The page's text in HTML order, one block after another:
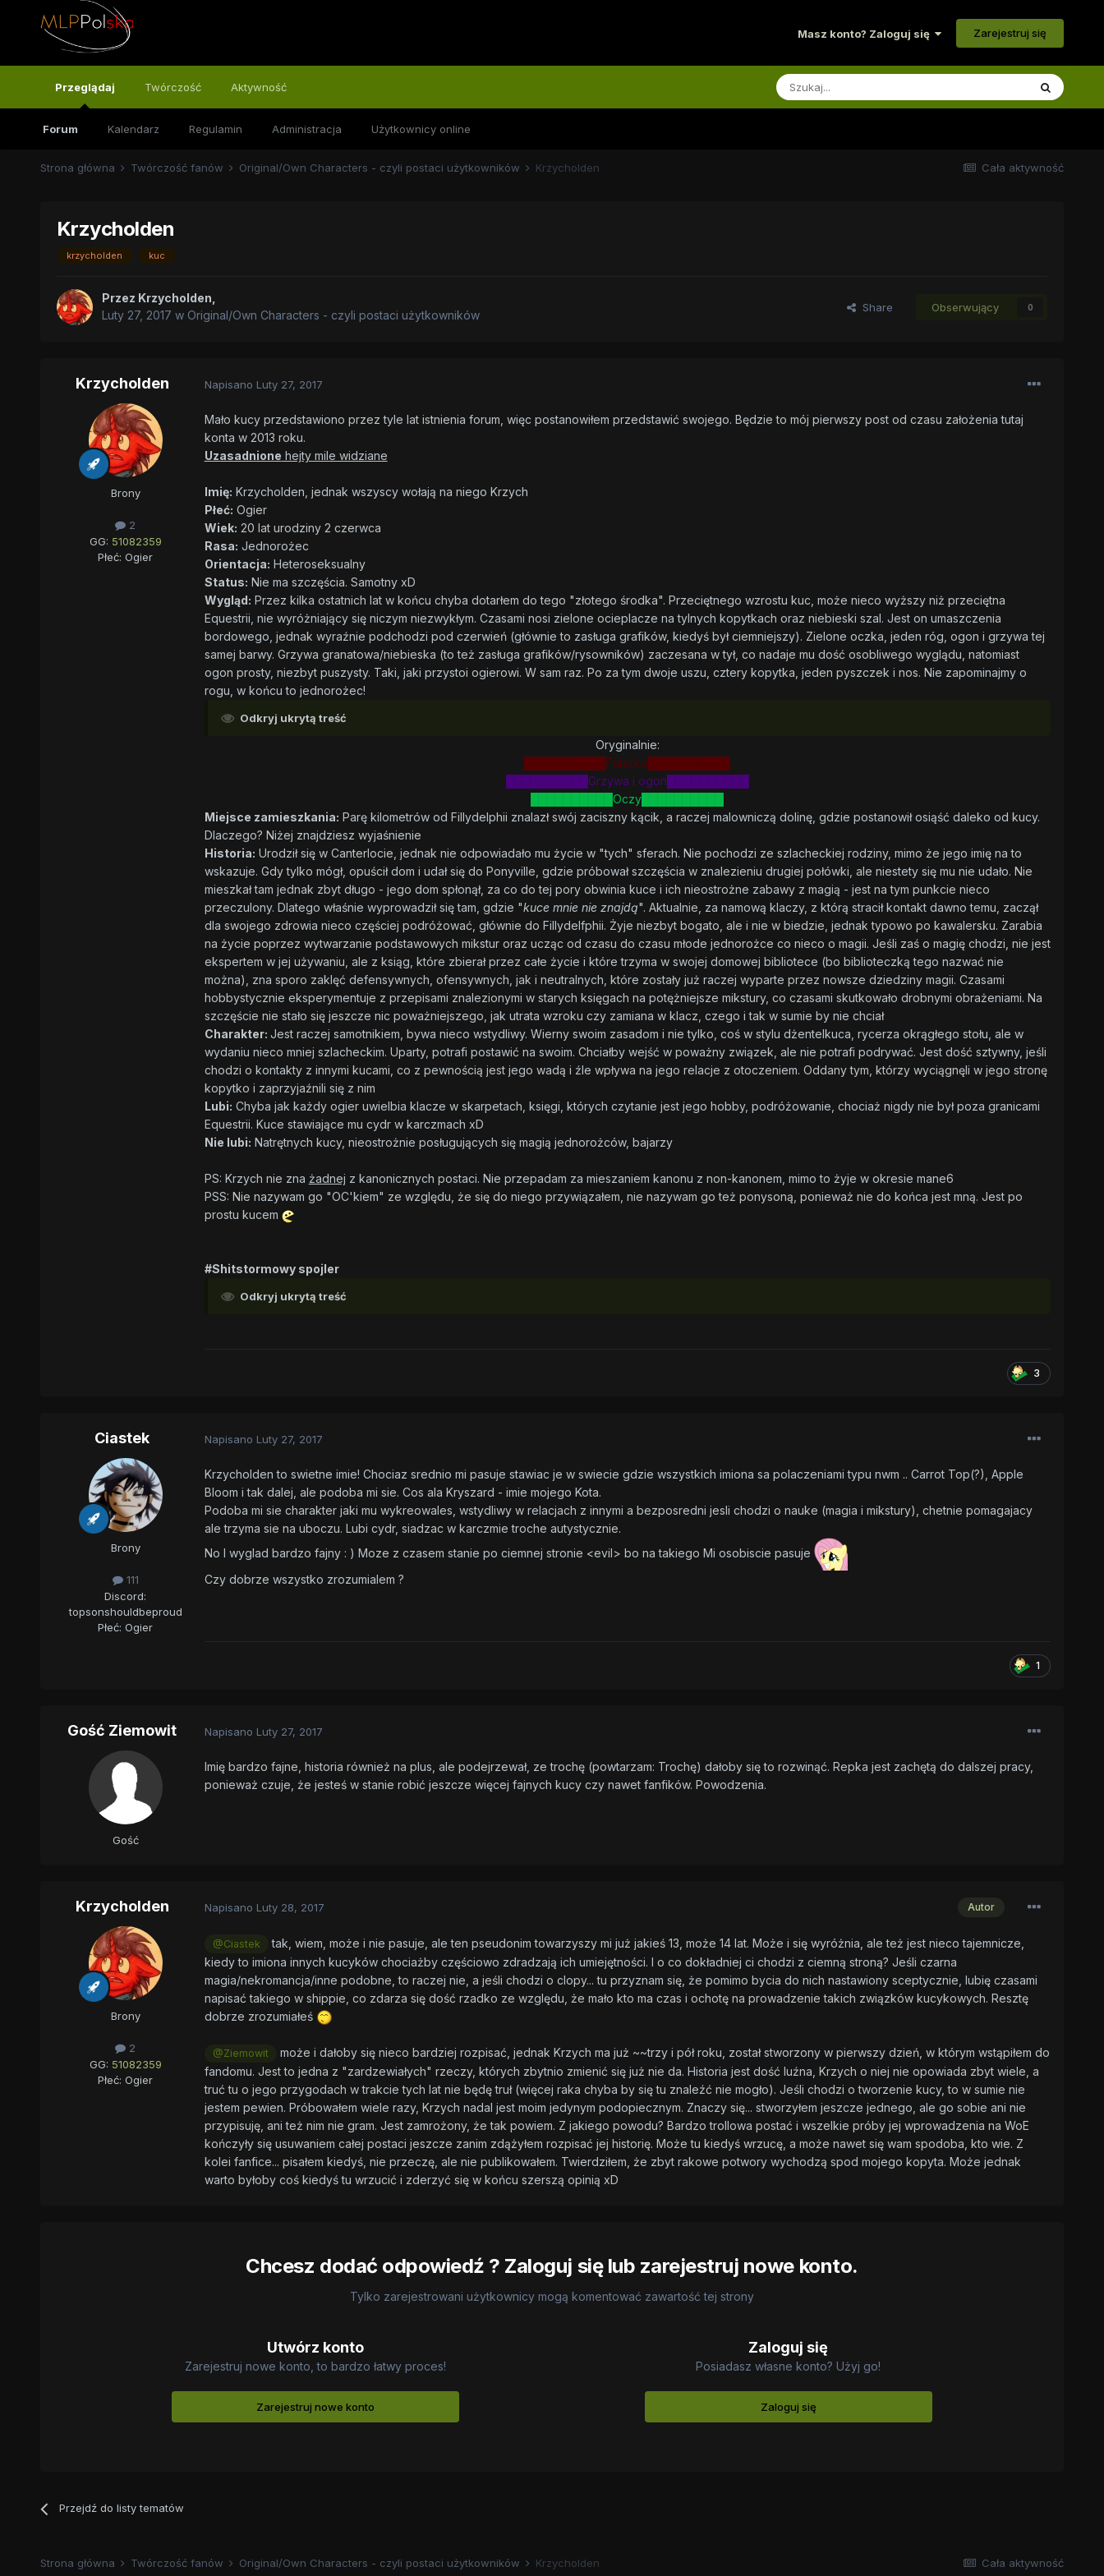
Masz konto? Zaloguj się Zarejestruj się
Przeglądaj
Forum Kalendarz Regulamin Administracja Użytkownicy online
Twórczość Aktywność
Cała aktywność
Strona główna Twórczość fanów Original/Own Characters - czyli postaci użytkowników Krzycholden
Krzycholden
krzycholden kuc
Przez Krzycholden
Luty 27, 2017 w Original/Own Characters - czyli postaci użytkowników
Share Obserwujący 0
Krzycholden
Brony
2
GG: 51082359
Płeć: Ogier
Napisano Luty 27, 2017
Mało kucy przedstawiono przez tyle lat istnienia forum, więc postanowiłem przedstawić swojego. Będzie to mój pierwszy post od czasu założenia tutaj
konta w 2013 roku.
Uzasadnione hejty mile widziane
Imię: Krzycholden, jednak wszyscy wołają na niego Krzych
Płeć: Ogier
Wiek: 20 lat urodziny 2 czerwca
Rasa: Jednorożec
Orientacja: Heteroseksualny
Status: Nie ma szczęścia. Samotny xD
Wygląd: Przez kilka ostatnich lat w końcu chyba dotarłem do tego "złotego środka". Przeciętnego wzrostu kuc, może nieco wyższy niż przeciętna
Equestrii, nie wyróżniający się niczym niezwykłym. Czasami nosi zielone ocieplacze na tylnych kopytkach oraz niebieski szal. Jest on umaszczenia
bordowego, jednak wyraźnie podchodzi pod czerwień (głównie to zasługa grafików, kiedyś był ciemniejszy). Zielone oczka, jeden róg, ogon i grzywa tej
samej barwy. Grzywa granatowa/niebieska (to też zasługa grafików/rysowników) zaczesana w tył, co nadaje mu dość osobliwego wyglądu, natomiast
ogon prosty, niezbyt puszysty. Taki, jaki przystoi ogierowi. W sam raz. Po za tym dwoje uszu, cztery kopytka, jeden pyszczek i nos. Nie zapominajmy o
rogu, w końcu to jednorożec!
Odkryj ukrytą treść
Oryginalnie:
██████████Futerko██████████
██████████Grzywa i ogon██████████
██████████Oczy██████████
Miejsce zamieszkania: Parę kilometrów od Fillydelphii znalazł swój zaciszny kącik, a raczej malowniczą dolinę, gdzie postanowił osiąść daleko od kucy.
Dlaczego? Niżej znajdziesz wyjaśnienie
Historia: Urodził się w Canterlocie, jednak nie odpowiadało mu życie w "tych" sferach. Nie pochodzi ze szlacheckiej rodziny, mimo że jego imię na to
wskazuje. Gdy tylko mógł, opuścił dom i udał się do Ponyville, gdzie próbował szczęścia w znalezieniu drugiej połówki, ale niestety się mu nie udało. Nie
mieszkał tam jednak zbyt długo - jego dom spłonął, za co do tej pory obwinia kuce i ich nieostrożne zabawy z magią - jest na tym punkcie nieco
przeczulony. Dlatego właśnie wyprowadził się tam, gdzie "kuce mnie nie znajdą". Aktualnie, za namową klaczy, z którą stracił kontakt dawno temu, zaczął
dla swojego zdrowia nieco częściej podróżować, głównie do Fillydelfphii. Żyje niezbyt bogato, ale i nie w biedzie, jednak typowo po kawalersku. Zarabia
na życie poprzez wytwarzanie podstawowych mikstur oraz ucząc od czasu do czasu młode jednorożce co nieco o magii. Jeśli zaś o magię chodzi, nie jest
ekspertem w jej używaniu, ale z ksiąg, które zbierał przez całe życie i które trzyma w swojej domowej bibliotece (bo biblioteczką tego nazwać nie
można), zna sporo zaklęć defensywnych, ofensywnych, jak i neutralnych, które zostały już raczej wyparte przez nowsze dziedziny magii. Czasami
hobbystycznie eksperymentuje z przepisami znalezionymi w starych księgach na potężniejsze mikstury, co czasami skutkowało drobnymi obrażeniami. Na
szczęście nie stało się jeszcze nic poważniejszego, jak utrata wzroku czy zamiana w klacz, czego i tak w sumie by nie chciał
Charakter: Jest raczej samotnikiem, bywa nieco wstydliwy. Wierny swoim zasadom i nie tylko, coś w stylu dżentelkuca, rycerza okrągłego stołu, ale w
wydaniu nieco mniej szlacheckim. Uparty, potrafi postawić na swoim. Chciałby wejść w poważny związek, ale nie potrafi podrywać. Jest dość sztywny, jeśli
chodzi o kontakty z innymi kucami, co z pewnością jest jego wadą i źle wpływa na jego relacje z otoczeniem. Oddany tym, którzy wyciągnęli w jego stronę
kopytko i zaprzyjaźnili się z nim
Lubi: Chyba jak każdy ogier uwielbia klacze w skarpetach, księgi, których czytanie jest jego hobby, podróżowanie, chociaż nigdy nie był poza granicami
Equestrii. Kuce stawiające mu cydr w karczmach xD
Nie lubi: Natrętnych kucy, nieostrożnie posługujących się magią jednorożców, bajarzy
PS: Krzych nie zna żadnej z kanonicznych postaci. Nie przepadam za mieszaniem kanonu z non-kanonem, mimo to żyje w okresie mane6
PSS: Nie nazywam go "OC'kiem" ze względu, że się do niego przywiązałem, nie nazywam go też ponysoną, ponieważ nie do końca jest mną. Jest po
prostu kucem
#Shitstormowy spojler
Odkryj ukrytą treść
3
Ciastek
Brony
111
Discord:
topsonshouldbeproud
Płeć: Ogier
Napisano Luty 27, 2017
Krzycholden to swietne imie! Chociaz srednio mi pasuje stawiac je w swiecie gdzie wszystkich imiona sa polaczeniami typu nwm .. Carrot Top(?), Apple
Bloom i tak dalej, ale podoba mi sie. Cos ala Kryszard - imie mojego Kota.
Podoba mi sie charakter jaki mu wykreowales, wstydliwy w relacjach z innymi a bezposredni jesli chodzi o nauke (magia i mikstury), chetnie pomagajacy
ale trzyma sie na uboczu. Lubi cydr, siadzac w karczmie troche autystycznie.
No I wyglad bardzo fajny : ) Moze z czasem stanie po ciemnej stronie <evil> bo na takiego Mi osobiscie pasuje
Czy dobrze wszystko zrozumialem ?
1
Gość Ziemowit
Gość
Napisano Luty 27, 2017
Imię bardzo fajne, historia również na plus, ale podejrzewał, ze trochę (powtarzam: Trochę) dałoby się to rozwinąć. Repka jest zachętą do dalszej pracy,
ponieważ czuje, że jesteś w stanie robić jeszcze więcej fajnych kucy czy nawet fanfików. Powodzenia.
Krzycholden
Brony
2
GG: 51082359
Płeć: Ogier
Autor
Napisano Luty 28, 2017
@Ciastek
tak, wiem, może i nie pasuje, ale ten pseudonim towarzyszy mi już jakieś 13, może 14 lat. Może i się wyróżnia, ale też jest nieco tajemnicze,
kiedy to imiona innych kucyków chociażby częściowo zdradzają ich umiejętności. I o co dokładniej ci chodzi z ciemną stroną? Jeśli czarna
magia/nekromancja/inne podobne, to raczej nie, a jeśli chodzi o clopy... tu przyznam się, że pomimo bycia do nich nastawiony sceptycznie, lubię czasami
napisać takiego w shippie, co zdarza się dość rzadko ze względu, że mało kto ma czas i ochotę na prowadzenie takich związków kucykowych. Resztę
dobrze zrozumiałeś
@Ziemowit
może i dałoby się nieco bardziej rozpisać, jednak Krzych ma już ~~trzy i pół roku, został stworzony w pierwszy dzień, w którym wstąpiłem do
fandomu. Jest to jedna z "zardzewiałych" rzeczy, których zbytnio zmienić się już nie da. Historia jest dość luźna, Krzych o niej nie opowiada zbyt wiele, a
truć tu o jego przygodach w trakcie tych lat nie będę truł (więcej raka chyba by się tu znaleźć nie mogło). Jeśli chodzi o tworzenie kucy, to w sumie nie
jestem pewien. Próbowałem wiele razy, Krzych nadal jest moim jedynym podopiecznym. Znaczy się... stworzyłem jeszcze jednego, ale go sobie ani nie
przypisuję, ani też nim nie gram. Jest zamrożony, że tak powiem. Z jakiego powodu? Bardzo trollowa postać i wszelkie próby jej wprowadzenia na WoE
kończyły się usuwaniem całej postaci jeszcze zanim zdążyłem rozpisać jej historię. Może tu kiedyś wrzucę, a może nawet się wam spodoba, kto wie. Z
kolei fanfice... pisałem kiedyś, nie przeczę, ale nie publikowałem. Twierdziłem, że zbyt rakowe potwory wychodzą spod mojego kopyta. Może jednak
warto byłoby coś kiedyś tu wrzucić i zderzyć się w końcu szerszą opinią xD
Chcesz dodać odpowiedź ? Zaloguj się lub zarejestruj nowe konto.
Tylko zarejestrowani użytkownicy mogą komentować zawartość tej strony
Utwórz konto
Zarejestruj nowe konto, to bardzo łatwy proces!
Zarejestruj nowe konto
Zaloguj się
Posiadasz własne konto? Użyj go!
Zaloguj się
Przejdź do listy tematów
Cała aktywność
Strona główna Twórczość fanów Original/Own Characters - czyli postaci użytkowników Krzycholden